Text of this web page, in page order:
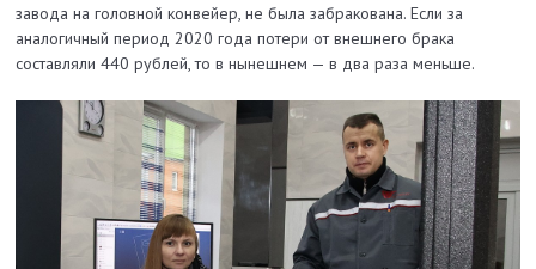
завода на головной конвейер, не была забракована. Если за
аналогичный период 2020 года потери от внешнего брака
составляли 440 рублей, то в нынешнем — в два раза меньше.